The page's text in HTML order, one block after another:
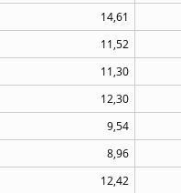
14,61
11,52
11,30
12,30
9,54
8,96
12,42